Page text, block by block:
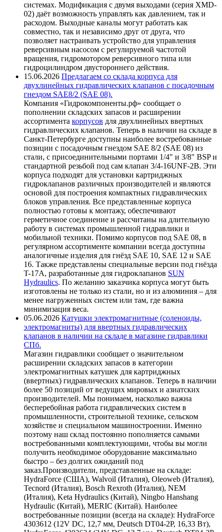
системах. Модификация с двумя выходами (серия XMD-
02) даёт возможность управлять как давлением, так и
расходом. Выходные каналы могут работать как
совместно, так и независимо друг от друга, что
позволяет настраивать устройство для управления
реверсивным насосом с регулируемой частотой
вращения, гидромотором реверсивного типа или
гидроцилиндром двустороннего действия.
15.06.2026 Предлагаем со склада корпуса для
двухлинейных гидравлических клапанов с посадочным
гнездом SAE8/2 (SAE 08).
Компания «Гидрокомпоненты.рф» сообщает о
пополнении складских запасов и расширении
ассортимента корпусов для двухлинейных ввертных
гидравлических клапанов. Теперь в наличии на складе в
Санкт-Петербурге доступны наиболее востребованные
позиции с посадочным гнездом SAE 8/2 (SAE 08) из
стали, с присоединительными портами 1/4" и 3/8" BSP и
стандартной резьбой под сам клапан 3/4-16UNF-2B. Эти
корпуса подходят для установки картриджных
гидроклапанов различных производителей и являются
основой для построения компактных гидравлических
блоков управления. Все представленные корпуса
полностью готовы к монтажу, обеспечивают
герметичное соединение и рассчитаны на длительную
работу в системах промышленной гидравлики и
мобильной техники. Помимо корпусов под SAE 08, в
регулярном ассортименте компании всегда доступны
аналогичные изделия для гнёзд SAE 10, SAE 12 и SAE
16. Также представлены специальные версии под гнёзда
T-17A, разработанные для гидроклапанов SUN
Hydraulics. По желанию заказчика корпуса могут быть
изготовлены не только из стали, но и из алюминия – для
менее нагруженных систем или там, где важна
минимизация веса.
05.06.2026 Катушки электромагнитные (соленоиды,
электромагниты) для ввертных гидравлических
клапанов в наличии на складе в магазине гидравлики
СПб.
Магазин гидравлики сообщает о значительном
расширении складских запасов в категории
электромагнитных катушек для картриджных
(ввертных) гидравлических клапанов. Теперь в наличии
более 50 позиций от ведущих мировых и азиатских
производителей. Мы понимаем, насколько важна
бесперебойная работа гидравлических систем в
промышленности, строительной технике, сельском
хозяйстве и специальном машиностроении. Именно
поэтому наш склад постоянно пополняется самыми
востребованными комплектующими, чтобы вы могли
получить необходимое оборудование максимально
быстро – без долгих ожиданий под
заказ.Производители, представленные на складе:
HydraForce (США), Walvoil (Италия), Oleoweb (Италия),
Tecnord (Италия), Bosch Rexroth (Италия), NEM
(Италия), Keta Hydraulics (Китай), Ningbo Hanshang
Hydraulic (Китай), MERIC (Китай). Наиболее
востребованные позиции (всегда на складе): HydraForce
4303612 (12V DC, 12,7 мм, Deutsch DT04-2P, 16,33 Вт),